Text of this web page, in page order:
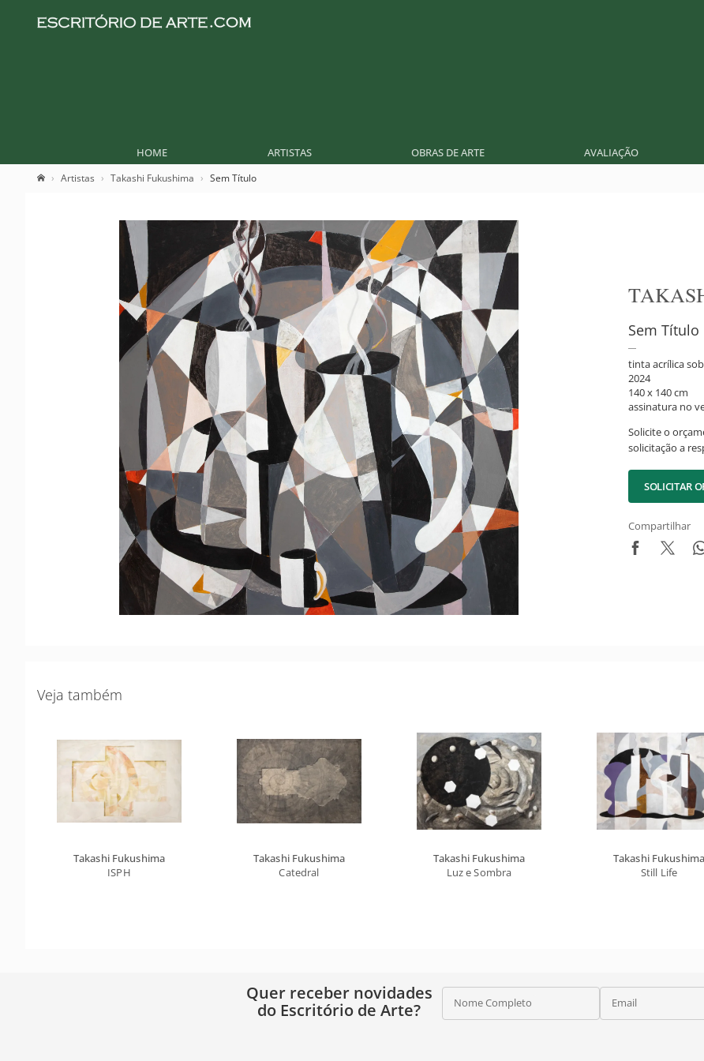
HOME ARTISTAS OBRAS DE ARTE AVALIAÇÃO
Artistas Takashi Fukushima Sem Título
Sem Título
tinta acrílica
2024
140 x 140 cm
assinatura no
Solicite o
solicitação a
SOLICITAR
Compartilhar
Veja também
Takashi Fukushima
ISPH
Takashi Fukushima
Catedral
Takashi Fukushima
Luz e Sombra
Takashi Fukushima
Still Life
Quer receber novidades
do Escritório de Arte?
Nome Completo Email